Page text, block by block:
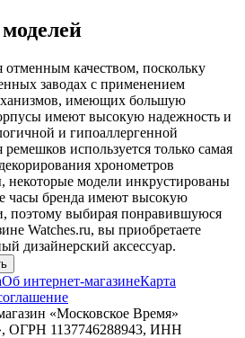
отменным качеством, поскольку
заводах с применением
имеющих большую
имеют высокую надежность и
и гипоаллергенной
используется только самая
хронометров
некоторые модели инкрустированы
часы бренда имеют высокую
поэтому выбирая понравившуюся
Watches.ru, вы приобретаете
дизайнерский аксессуар.
Об интернет-магазинеКарта
«Московское Время»
1137746288943, ИНН